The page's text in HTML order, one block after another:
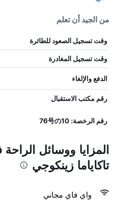
من الجيد أن تعلم
وقت تسجيل الصعود للطائرة
وقت تسجيل المغادرة
الدفع والإلغاء
رقم مكتب الاستقبال
رقم الرخصة: 76号の10
المزايا ووسائل
تاكاياما زينكوجي
واي فاي مجاني